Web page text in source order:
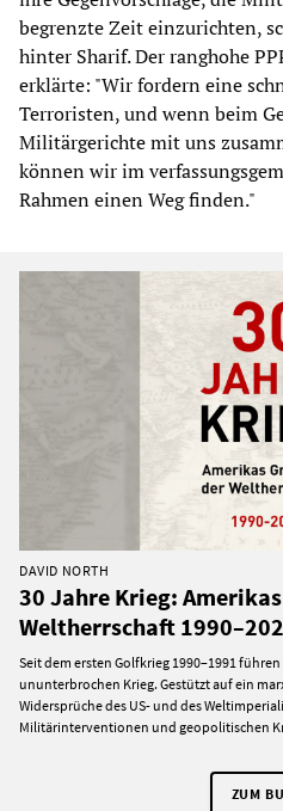
begrenzte Zeit einzurichten,
hinter Sharif. Der ranghohe
erklärte: "Wir fordern eine
Terroristen, und wenn beim
Militärgerichte mit uns
können wir im
Rahmen einen Weg finden."
DAVID NORTH
30 Jahre Krieg:
Weltherrschaft
Seit dem ersten Golfkrieg 1990–1991
ununterbrochen Krieg. Gestützt auf ein
Widersprüche des US- und des
Militärinterventionen und geopolitischen
ZUM